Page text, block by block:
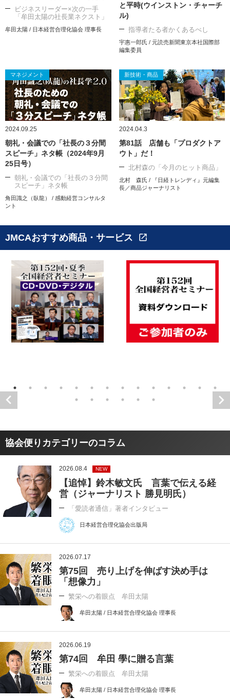
ビジネスリーダー×次の一手
「牟田太陽の社長業ネクスト」
牟田太陽 / 日本経営合理化協会 理事長
と平時(ウインストン・チャーチ
ル)
指導者たる者かくあるべし
宇惠一郎氏 / 元読売新聞東京本社国際部
編集委員
マネジメント
2024.09.25
朝礼・会議での「社長の３分間
スピーチ」ネタ帳（2024年9月
25日号）
朝礼・会議での「社長の３分間
スピーチ」ネタ帳
角田識之（臥龍） / 感動経営コンサルタ
ント
新技術・商品
2024.04.3
第81話 店舗も「プロダクトア
ウト」だ！
北村森の「今月のヒット商品」
北村 森氏 / 『日経トレンディ』元編集
長／商品ジャーナリスト
JMCAおすすめ商品・サービス open_in_new
協会便りカテゴリーのコラム
2026.08.4 NEW
【追悼】鈴木敏文氏 言葉で伝える経
営（ジャーナリスト 勝見明氏）
「愛読者通信」著者インタビュー
日本経営合理化協会出版局
2026.07.17
第75回 売り上げを伸ばす決め手は
「想像力」
繁栄への着眼点 牟田太陽
牟田太陽 / 日本経営合理化協会 理事長
2026.06.19
第74回 牟田 學に贈る言葉
繁栄への着眼点 牟田太陽
牟田太陽 / 日本経営合理化協会 理事長